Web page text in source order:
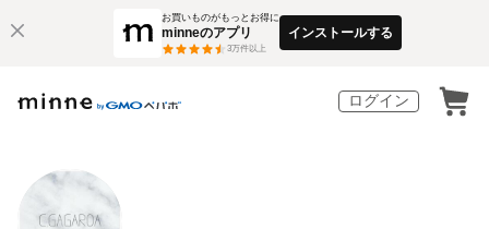
お買いものがもっとお得に
minneのアプリ
3万件以上
インストールする
ログイン